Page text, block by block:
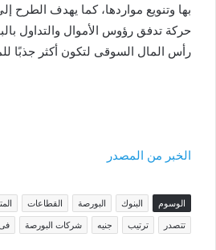
بها وتنويع مواردها، كما يهدف الطرح
حركة تدفق رؤوس الأموال والتداول
رأس المال السوقى لتكون أكثر جذبًا
الخبر من المصدر
الوسوم البنوك البورصة القطاعات
تتصدر
ترتيب جنيه شركات البورصة